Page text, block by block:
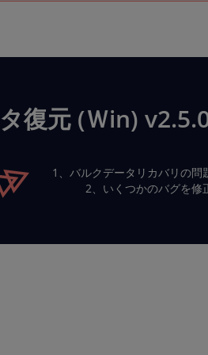
復元 (Ｗin)
1、バルクデータリカバリの問
2、いくつかのバグを修